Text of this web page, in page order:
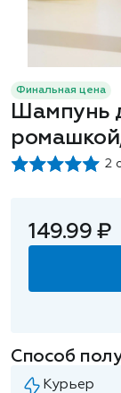
Финальная цена
Шампунь
2
149.99 ₽
Способ
Курьер